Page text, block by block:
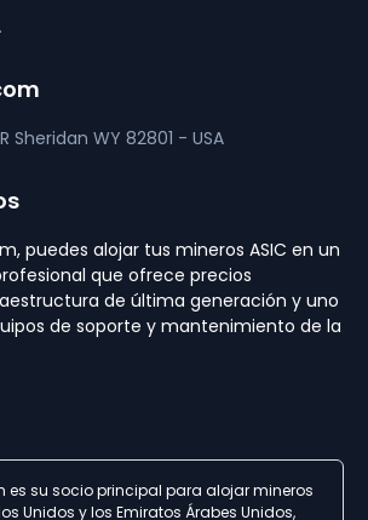
Sheridan WY 82801 - USA
puedes alojar tus mineros ASIC en un
que ofrece precios
de última generación y uno
de soporte y mantenimiento de la
es su socio principal para alojar mineros
Unidos y los Emiratos Árabes Unidos,